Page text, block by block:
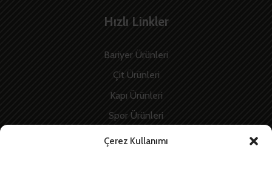
Çerez Kullanımı
Hızlı Linkler
Bariyer Ürünleri
Çit Ürünleri
Kapı Ürünleri
Spor Ürünleri
İnşaat Ürünleri